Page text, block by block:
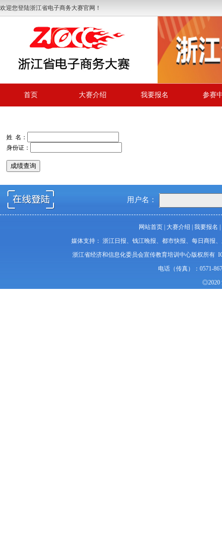
欢迎您登陆浙江省电子商务大赛官网！
首页 大赛介绍 我要报名 参赛
姓 名：
身份证：
用户名：
网站首页 大赛介绍 我要报名
媒体支持： 浙江日报、钱江晚报、都市快报、每日商报
浙江省经济和信息化委员会宣传教育培训中心版权所有
电话（传真）：0571-
◎2020